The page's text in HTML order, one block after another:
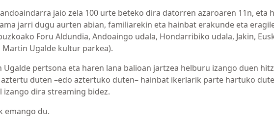
jaio zela 100 urte beteko dira datorren azaroaren 11n, eta
jarri dugu aurten abian, familiarekin eta hainbat erakunde eta
Foru Aldundia, Andoaingo udala, Hondarribiko udala, Jakin,
Martin Ugalde kultur parkea).
pertsona eta haren lana balioan jartzea helburu izango duen
duten –edo aztertuko duten– hainbat ikerlarik parte hartuko
izango dira streaming bidez.
emango du.